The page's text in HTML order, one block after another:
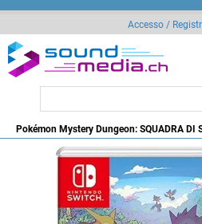
Accesso /
Pokémon Mystery Dungeon: SQUADRA DI